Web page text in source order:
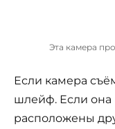
Эта камера
Если камера
шлейф. Если она
расположены